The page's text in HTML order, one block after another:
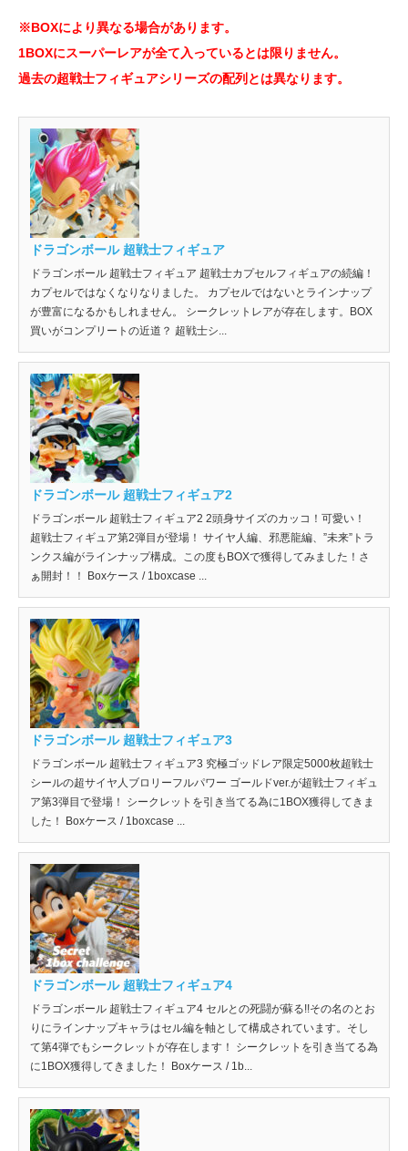
※BOXにより異なる場合があります。
1BOXにスーパーレアが全て入っているとは限りません。
過去の超戦士フィギュアシリーズの配列とは異なります。
ドラゴンボール 超戦士フィギュア
ドラゴンボール 超戦士フィギュア 超戦士カプセルフィギュアの続編！
カプセルではなくなりなりました。 カプセルではないとラインナップ
が豊富になるかもしれません。 シークレットレアが存在します。BOX
買いがコンプリートの近道？ 超戦士シ...
ドラゴンボール 超戦士フィギュア2
ドラゴンボール 超戦士フィギュア2 2頭身サイズのカッコ！可愛い！
超戦士フィギュア第2弾目が登場！ サイヤ人編、邪悪龍編、”未来”トラ
ンクス編がラインナップ構成。この度もBOXで獲得してみました！さ
ぁ開封！！ Boxケース / 1boxcase ...
ドラゴンボール 超戦士フィギュア3
ドラゴンボール 超戦士フィギュア3 究極ゴッドレア限定5000枚超戦士
シールの超サイヤ人ブロリーフルパワー ゴールドver.が超戦士フィギュ
ア第3弾目で登場！ シークレットを引き当てる為に1BOX獲得してきま
した！ Boxケース / 1boxcase ...
ドラゴンボール 超戦士フィギュア4
ドラゴンボール 超戦士フィギュア4 セルとの死闘が蘇る!!その名のとお
りにラインナップキャラはセル編を軸として構成されています。そし
て第4弾でもシークレットが存在します！ シークレットを引き当てる為
に1BOX獲得してきました！ Boxケース / 1b...